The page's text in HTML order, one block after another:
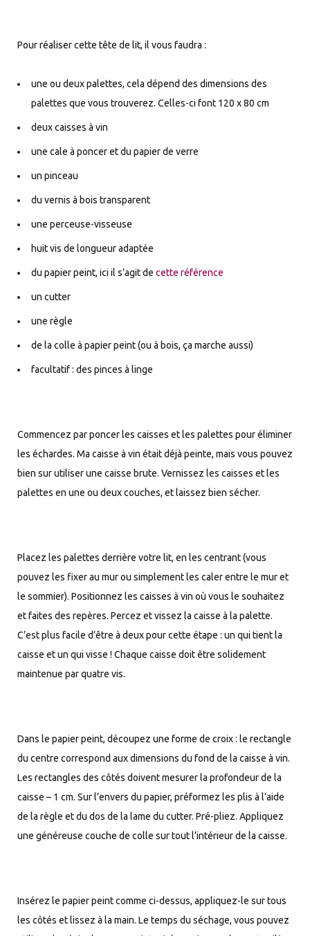
Pour réaliser cette tête de lit, il vous faudra :
une ou deux palettes, cela dépend des dimensions des
palettes que vous trouverez. Celles-ci font 120 x 80 cm
deux caisses à vin
une cale à poncer et du papier de verre
un pinceau
du vernis à bois transparent
une perceuse-visseuse
huit vis de longueur adaptée
du papier peint, ici il s’agit de cette référence
un cutter
une règle
de la colle à papier peint (ou à bois, ça marche aussi)
facultatif : des pinces à linge
Commencez par poncer les caisses et les palettes pour éliminer
les échardes. Ma caisse à vin était déjà peinte, mais vous pouvez
bien sur utiliser une caisse brute. Vernissez les caisses et les
palettes en une ou deux couches, et laissez bien sécher.
Placez les palettes derrière votre lit, en les centrant (vous
pouvez les fixer au mur ou simplement les caler entre le mur et
le sommier). Positionnez les caisses à vin où vous le souhaitez
et faites des repères. Percez et vissez la caisse à la palette.
C’est plus facile d’être à deux pour cette étape : un qui tient la
caisse et un qui visse ! Chaque caisse doit être solidement
maintenue par quatre vis.
Dans le papier peint, découpez une forme de croix : le rectangle
du centre correspond aux dimensions du fond de la caisse à vin.
Les rectangles des côtés doivent mesurer la profondeur de la
caisse – 1 cm. Sur l’envers du papier, préformez les plis à l’aide
de la règle et du dos de la lame du cutter. Pré-pliez. Appliquez
une généreuse couche de colle sur tout l’intérieur de la caisse.
Insérez le papier peint comme ci-dessus, appliquez-le sur tous
les côtés et lissez à la main. Le temps du séchage, vous pouvez